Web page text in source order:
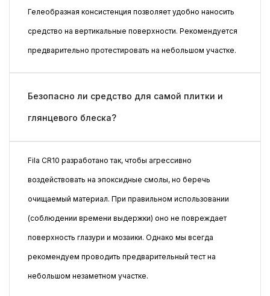
Гелеобразная консистенция позволяет удобно наносить
средство на вертикальные поверхности. Рекомендуется
предварительно протестировать на небольшом участке.
Безопасно ли средство для самой плитки и
глянцевого блеска?
Fila CR10 разработано так, чтобы агрессивно
воздействовать на эпоксидные смолы, но беречь
очищаемый материал. При правильном использовании
(соблюдении времени выдержки) оно не повреждает
поверхность глазури и мозаики. Однако мы всегда
рекомендуем проводить предварительный тест на
небольшом незаметном участке.